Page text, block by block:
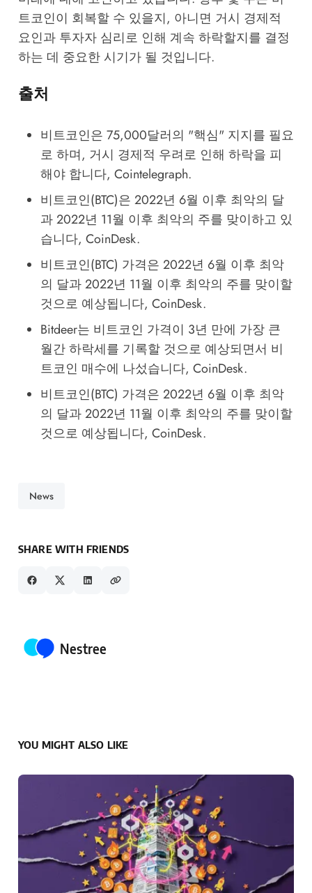
트코인이 회복할 수 있을지, 아니면 거시 경제적
요인과 투자자 심리로 인해 계속 하락할지를 결정
하는 데 중요한 시기가 될 것입니다.
출처
비트코인은 75,000달러의 "핵심" 지지를 필요
로 하며, 거시 경제적 우려로 인해 하락을 피
해야 합니다, Cointelegraph.
비트코인(BTC)은 2022년 6월 이후 최악의 달
과 2022년 11월 이후 최악의 주를 맞이하고 있
습니다, CoinDesk.
비트코인(BTC) 가격은 2022년 6월 이후 최악
의 달과 2022년 11월 이후 최악의 주를 맞이할
것으로 예상됩니다, CoinDesk.
Bitdeer는 비트코인 가격이 3년 만에 가장 큰
월간 하락세를 기록할 것으로 예상되면서 비
트코인 매수에 나섰습니다, CoinDesk.
비트코인(BTC) 가격은 2022년 6월 이후 최악
의 달과 2022년 11월 이후 최악의 주를 맞이할
것으로 예상됩니다, CoinDesk.
News
SHARE WITH FRIENDS
Posted by
Nestree
YOU MIGHT ALSO LIKE